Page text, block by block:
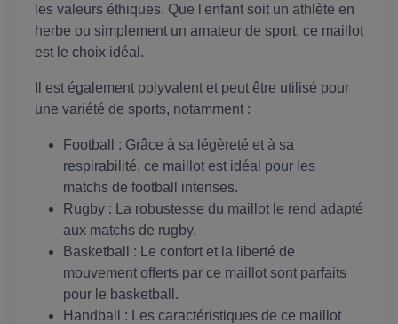
les valeurs éthiques. Que l'enfant soit un athlète en
herbe ou simplement un amateur de sport, ce maillot
est le choix idéal.
Il est également polyvalent et peut être utilisé pour
une variété de sports, notamment :
Football : Grâce à sa légèreté et à sa
respirabilité, ce maillot est idéal pour les
matchs de football intenses.
Rugby : La robustesse du maillot le rend adapté
aux matchs de rugby.
Basketball : Le confort et la liberté de
mouvement offerts par ce maillot sont parfaits
pour le basketball.
Handball : Les caractéristiques de ce maillot